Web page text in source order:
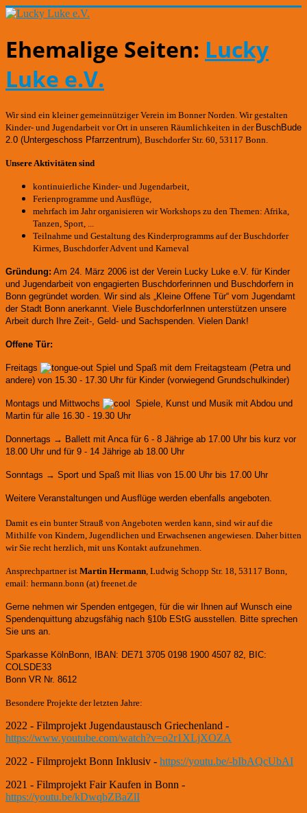
Ehemalige Seiten: Lucky
Luke e.V.
Wir sind ein kleiner gemeinnütziger Verein im Bonner Norden. Wir gestalten
Kinder- und Jugendarbeit vor Ort in unseren Räumlichkeiten in der BuschBude
2.0 (Untergeschoss Pfarrzentrum) Buschdorfer Str. 60, 53117 Bonn.
Unsere Aktivitäten sind
kontinuierliche Kinder- und Jugendarbeit,
Ferienprogramme und Ausflüge,
mehrfach im Jahr organisieren wir Workshops zu den Themen: Afrika,
Tanzen, Sport, ...
Teilnahme und Gestaltung des Kinderprogramms auf der Buschdorfer
Kirmes, Buschdorfer Advent und Karneval
Gründung: Am 24. März 2006 ist der Verein Lucky Luke e.V. für Kinder
und Jugendarbeit von engagierten Buschdorferinnen und Buschdorfern in
Bonn gegründet worden. Wir sind als „Kleine Offene Tür“ vom Jugendamt
der Stadt Bonn anerkannt. Viele BuschdorferInnen unterstützen unsere
Arbeit durch Ihre Zeit-, Geld- und Sachspenden. Vielen Dank!
Offene Tür:
Freitags
Spiel und Spaß mit dem Freitagsteam (Petra und
andere) von 15.30 - 17.30 Uhr für Kinder (vorwiegend Grundschulkinder)
Montags und Mittwochs
Spiele, Kunst und Musik mit Abdou und
Martin für alle 16.30 - 19.30 Uhr
Donnertags → Ballett mit Anca für 6 - 8 Jährige ab 17.00 Uhr bis kurz vor
18.00 Uhr und für 9 - 14 Jährige ab 18.00 Uhr
Sonntags → Sport und Spaß mit Ilias von 15.00 Uhr bis 17.00 Uhr
Weitere Veranstaltungen und Ausflüge werden ebenfalls angeboten.
Damit es ein bunter Strauß von Angeboten werden kann, sind wir auf die
Mithilfe von Kindern, Jugendlichen und Erwachsenen angewiesen. Daher bitten
wir Sie recht herzlich, mit uns Kontakt aufzunehmen.
Ansprechpartner ist Martin Hermann , Ludwig Schopp Str. 18, 53117 Bonn,
email: hermann.bonn (at) freenet.de
Gerne nehmen wir Spenden entgegen, für die wir Ihnen auf Wunsch eine
Spendenquittung abzugsfähig nach §10b EStG ausstellen. Bitte sprechen
Sie uns an.
Sparkasse KölnBonn, IBAN: DE71 3705 0198 1900 4507 82, BIC:
COLSDE33
Bonn VR Nr. 8612
Besondere Projekte der letzten Jahre:
2022 - Filmprojekt Jugendaustausch Griechenland -
https://www.youtube.com/watch?v=o2r1XLjXOZA
2022 - Filmprojekt Bonn Inklusiv - https://youtu.be/-bIbAQcUbAI
2021 - Filmprojekt Fair Kaufen in Bonn -
https://youtu.be/kDwqbZBaZlI